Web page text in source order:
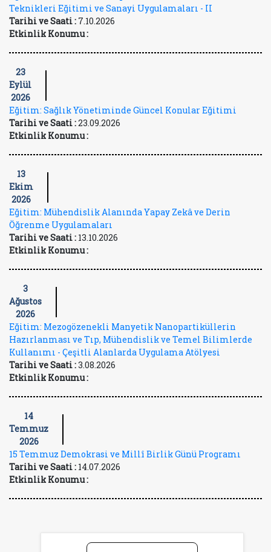
Teknikleri Eğitimi ve Sanayi Uygulamaları - II
Tarihi ve Saati : 7.10.2026
Etkinlik Konumu :
23
Eylül
2026
Eğitim: Sağlık Yönetiminde Güncel Konular Eğitimi
Tarihi ve Saati :23.09.2026
Etkinlik Konumu :
13
Ekim
2026
Eğitim: Mühendislik Alanında Yapay Zekâ ve Derin
Öğrenme Uygulamaları
Tarihi ve Saati : 13.10.2026
Etkinlik Konumu :
3
Ağustos
2026
Eğitim: Mezogözenekli Manyetik Nanopartiküllerin
Hazırlanması ve Tıp, Mühendislik ve Temel Bilimlerde
Kullanımı - Çeşitli Alanlarda Uygulama Atölyesi
Tarihi ve Saati :3.08.2026
Etkinlik Konumu :
14
Temmuz
2026
15 Temmuz Demokrasi ve Millî Birlik Günü Programı
Tarihi ve Saati : 14.07.2026
Etkinlik Konumu :